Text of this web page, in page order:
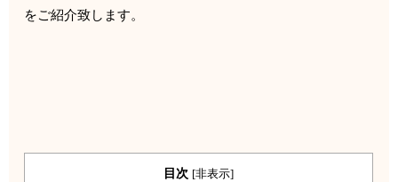
をご紹介致します。
目次 [非表示]